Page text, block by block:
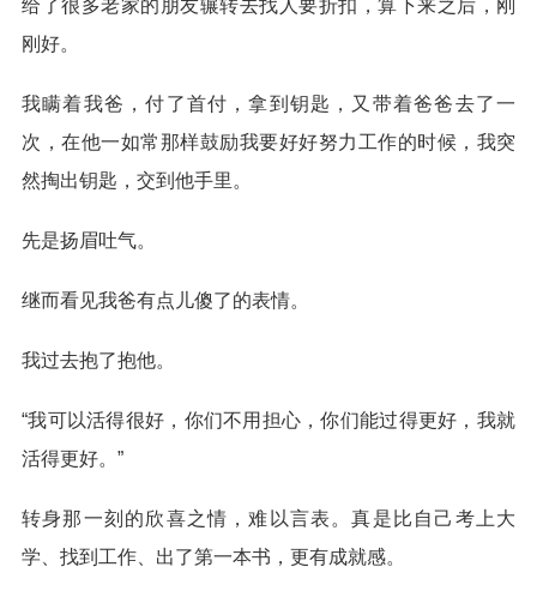
给了很多老家的朋友辗转去找人要折扣，算下来之后，刚
刚好。
我瞒着我爸，付了首付，拿到钥匙，又带着爸爸去了一
次，在他一如常那样鼓励我要好好努力工作的时候，我突
然掏出钥匙，交到他手里。
先是扬眉吐气。
继而看见我爸有点儿傻了的表情。
我过去抱了抱他。
“我可以活得很好，你们不用担心，你们能过得更好，我就
活得更好。”
转身那一刻的欣喜之情，难以言表。真是比自己考上大
学、找到工作、出了第一本书，更有成就感。